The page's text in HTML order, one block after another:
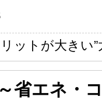
ットが大きい”
省エネ・